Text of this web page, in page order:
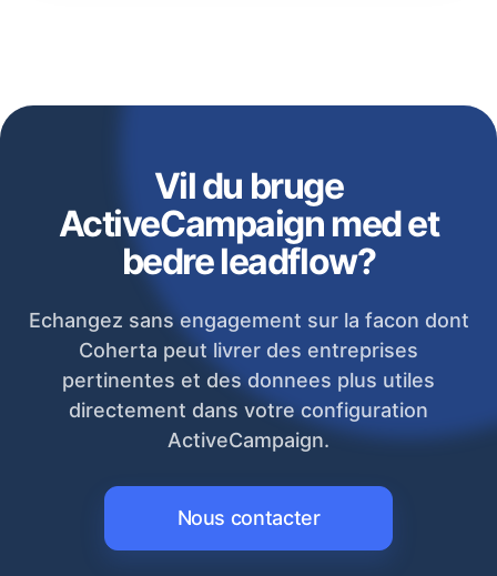
Vil du bruge
ActiveCampaign med et
bedre leadflow?
Echangez sans engagement sur la facon dont
Coherta peut livrer des entreprises
pertinentes et des donnees plus utiles
directement dans votre configuration
ActiveCampaign.
Nous contacter